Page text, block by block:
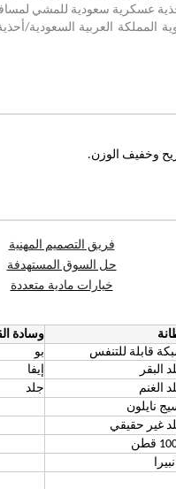
أحذية عسكرية سعودية للمشي
العربية السعودية/
فريق التصميم المهنية
حل السوق المستهدفة
خيارات مادية متعددة
وسادة
قابلة للتنفس بو
البقر إيفا
الغنم جلد
نايلون
غير حقيقي
قطن